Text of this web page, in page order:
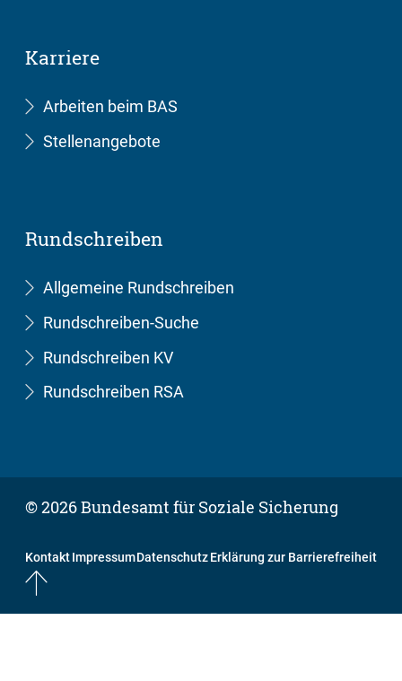
Karriere
Arbeiten beim BAS
Stellenangebote
Rundschreiben
Allgemeine Rundschreiben
Rundschreiben-Suche
Rundschreiben KV
Rundschreiben RSA
© 2026 Bundesamt für Soziale Sicherung
KontaktImpressumDatenschutzErklärung zur Barrierefreiheit
Nach oben springen